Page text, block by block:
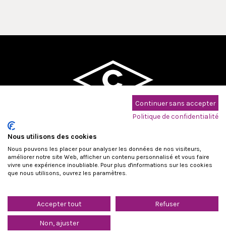
Maison Cridel - Pompes Funèbres
Déclaration de confidentialité
Continuer sans accepter
Politique de confidentialité
Nous utilisons des cookies
Nous pouvons les placer pour analyser les données de nos visiteurs,
améliorer notre site Web, afficher un contenu personnalisé et vous faire
vivre une expérience inoubliable. Pour plus d'informations sur les cookies
que nous utilisons, ouvrez les paramètres.
Accepter tout Refuser
Non, ajuster